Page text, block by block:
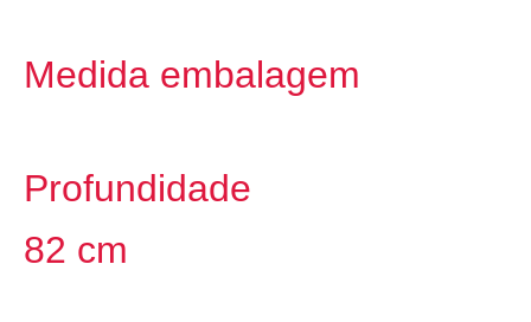
Medida embalagem
Profundidade
82 cm